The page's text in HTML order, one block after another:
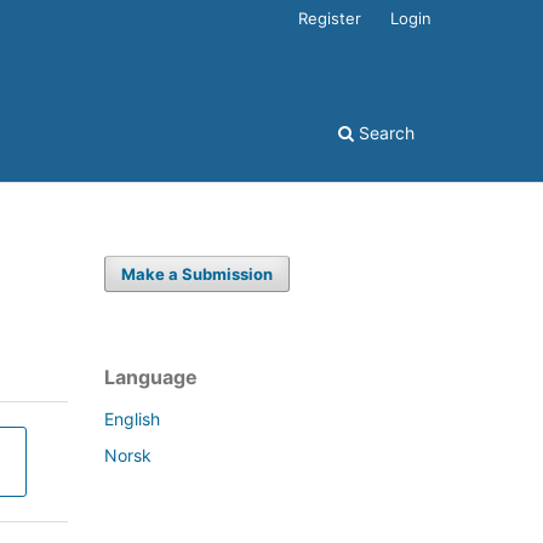
Search
Register Login
Make a Submission
Language
English
Norsk